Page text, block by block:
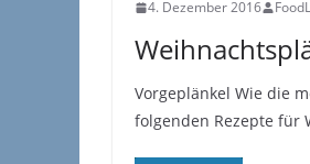
4. Dezember 2016
Vorgeplänkel Wie die
folgenden Rezepte für